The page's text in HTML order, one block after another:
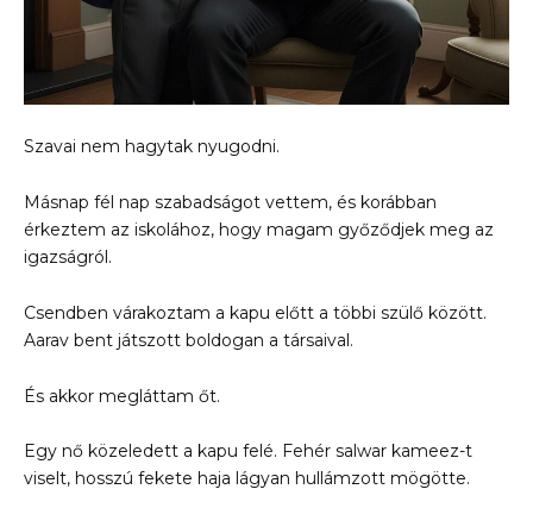
Szavai nem hagytak nyugodni.
Másnap fél nap szabadságot vettem, és korábban
érkeztem az iskolához, hogy magam győződjek meg az
igazságról.
Csendben várakoztam a kapu előtt a többi szülő között.
Aarav bent játszott boldogan a társaival.
És akkor megláttam őt.
Egy nő közeledett a kapu felé. Fehér salwar kameez-t
viselt, hosszú fekete haja lágyan hullámzott mögötte.